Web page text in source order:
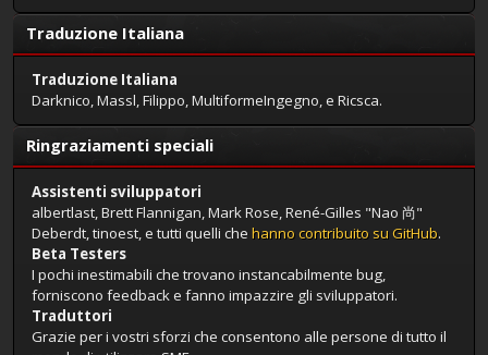
Traduzione Italiana
Traduzione Italiana
Darknico, Massl, Filippo, MultiformeIngegno, e Ricsca.
Ringraziamenti speciali
Assistenti sviluppatori
albertlast, Brett Flannigan, Mark Rose, René-Gilles "Nao 尚"
Deberdt, tinoest, e tutti quelli che hanno contribuito su GitHub.
Beta Testers
I pochi inestimabili che trovano instancabilmente bug,
forniscono feedback e fanno impazzire gli sviluppatori.
Traduttori
Grazie per i vostri sforzi che consentono alle persone di tutto il